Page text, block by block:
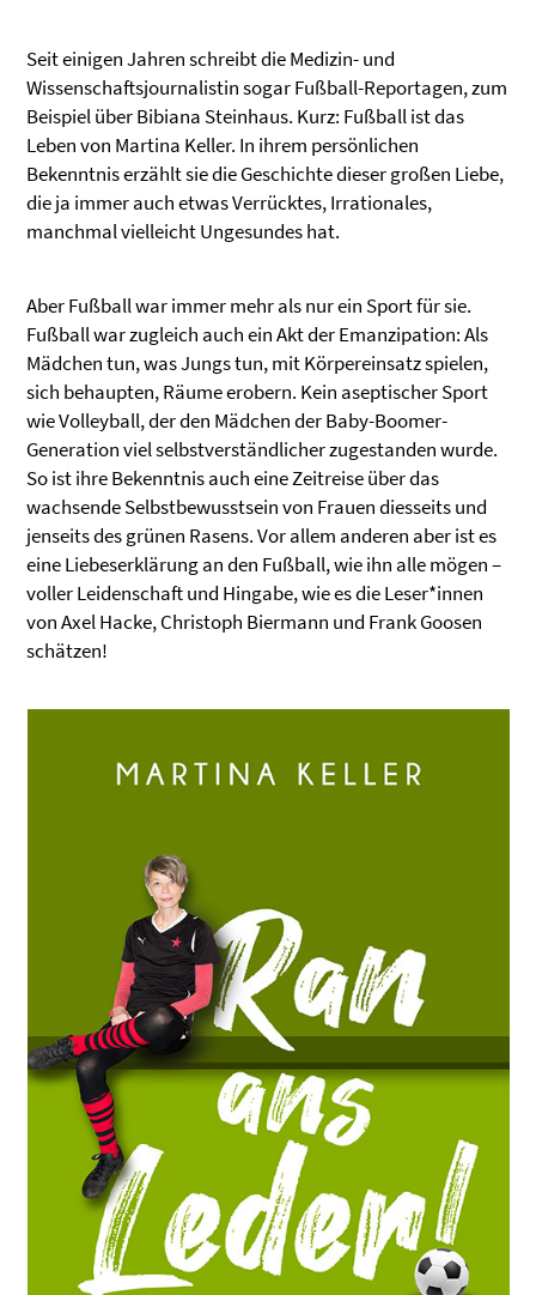
Seit einigen Jahren schreibt die Medizin- und
Wissenschaftsjournalistin sogar Fußball-Reportagen, zum
Beispiel über Bibiana Steinhaus. Kurz: Fußball ist das
Leben von Martina Keller. In ihrem persönlichen
Bekenntnis erzählt sie die Geschichte dieser großen Liebe,
die ja immer auch etwas Verrücktes, Irrationales,
manchmal vielleicht Ungesundes hat.
Aber Fußball war immer mehr als nur ein Sport für sie.
Fußball war zugleich auch ein Akt der Emanzipation: Als
Mädchen tun, was Jungs tun, mit Körpereinsatz spielen,
sich behaupten, Räume erobern. Kein aseptischer Sport
wie Volleyball, der den Mädchen der Baby-Boomer-
Generation viel selbstverständlicher zugestanden wurde.
So ist ihre Bekenntnis auch eine Zeitreise über das
wachsende Selbstbewusstsein von Frauen diesseits und
jenseits des grünen Rasens. Vor allem anderen aber ist es
eine Liebeserklärung an den Fußball, wie ihn alle mögen –
voller Leidenschaft und Hingabe, wie es die Leser*innen
von Axel Hacke, Christoph Biermann und Frank Goosen
schätzen!